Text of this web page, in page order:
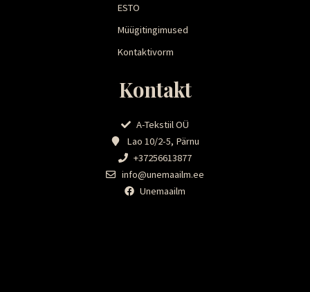
ESTO
Müügitingimused
Kontaktivorm
Kontakt
A-Tekstiil OÜ
Lao 10/2-5, Pärnu
+37256613877
info@unemaailm.ee
Unemaailm